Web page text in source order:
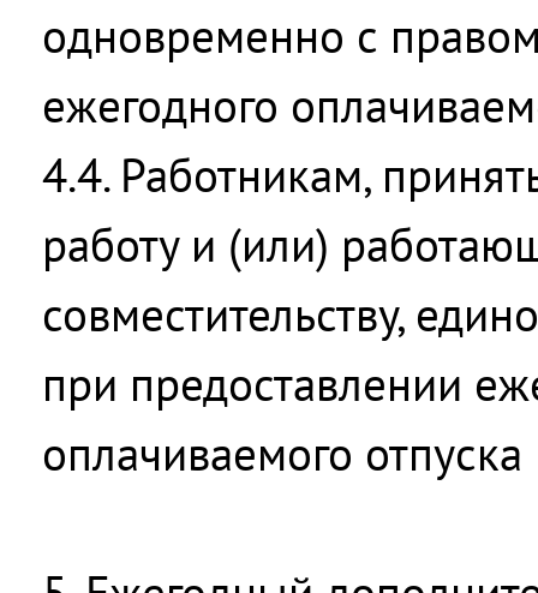
одновременно с
ежегодного
4.4. Работникам,
работу и (или)
совместительству,
при предоставлении
оплачиваемого